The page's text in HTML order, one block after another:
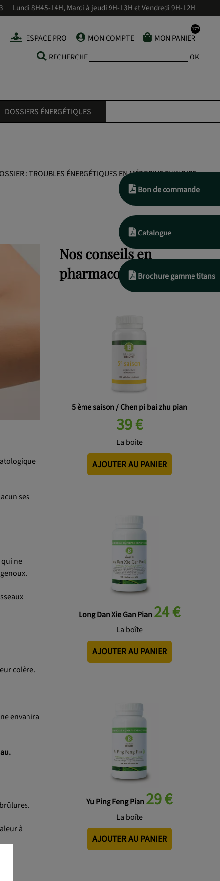
Lundi 8H45-14H, Mardi à jeudi 9H-13H et Vendredi 9H-12H
ESPACE PRO MON COMPTE
MON PANIER
RECHERCHE
OK
DOSSIERS ÉNERGÉTIQUES
: TROUBLES ÉNERGÉTIQUES EN MÉDECINE CHINOISE
ses
ne
colère.
envahira
à
Nos conseils en
pharmacopée chinoise
5 ème saison / Chen pi bai zhu pian
39 €
La boîte
AJOUTER AU PANIER
Long Dan Xie Gan Pian24 €
La boîte
AJOUTER AU PANIER
Yu Ping Feng Pian29 €
La boîte
AJOUTER AU PANIER
Bon de commande
Catalogue
Brochure gamme titans